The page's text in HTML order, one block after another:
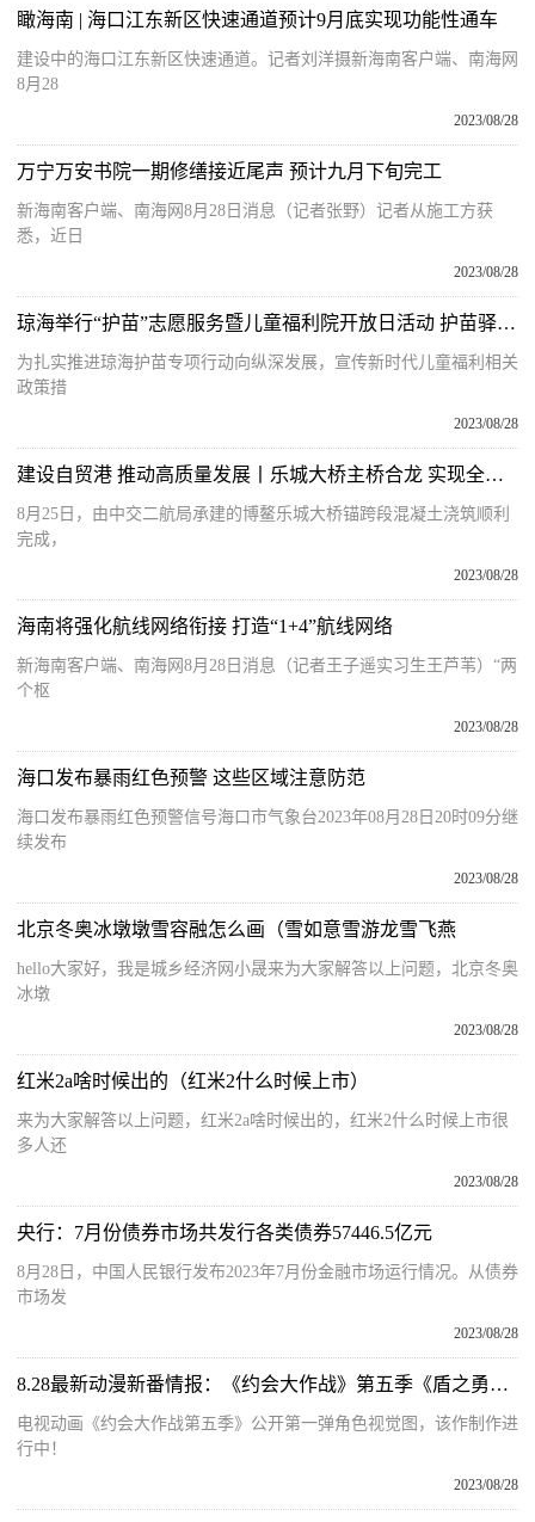
瞰海南 | 海口江东新区快速通道预计9月底实现功能性通车
建设中的海口江东新区快速通道。记者刘洋摄新海南客户端、南海网
8月28
2023/08/28
万宁万安书院一期修缮接近尾声 预计九月下旬完工
新海南客户端、南海网8月28日消息（记者张野）记者从施工方获
悉，近日
2023/08/28
琼海举行“护苗”志愿服务暨儿童福利院开放日活动 护苗驿站正式运营 关爱服务未成年人
为扎实推进琼海护苗专项行动向纵深发展，宣传新时代儿童福利相关
政策措
2023/08/28
建设自贸港 推动高质量发展丨乐城大桥主桥合龙 实现全面贯通
8月25日，由中交二航局承建的博鳌乐城大桥锚跨段混凝土浇筑顺利
完成，
2023/08/28
海南将强化航线网络衔接 打造“1+4”航线网络
新海南客户端、南海网8月28日消息（记者王子遥实习生王芦苇）“两
个枢
2023/08/28
海口发布暴雨红色预警 这些区域注意防范
海口发布暴雨红色预警信号海口市气象台2023年08月28日20时09分继
续发布
2023/08/28
北京冬奥冰墩墩雪容融怎么画（雪如意雪游龙雪飞燕
hello大家好，我是城乡经济网小晟来为大家解答以上问题，北京冬奥
冰墩
2023/08/28
红米2a啥时候出的（红米2什么时候上市）
来为大家解答以上问题，红米2a啥时候出的，红米2什么时候上市很
多人还
2023/08/28
央行：7月份债券市场共发行各类债券57446.5亿元
8月28日，中国人民银行发布2023年7月份金融市场运行情况。从债券
市场发
2023/08/28
8.28最新动漫新番情报：《约会大作战》第五季《盾之勇者成名录》第三季新情报
电视动画《约会大作战第五季》公开第一弹角色视觉图，该作制作进
行中！
2023/08/28